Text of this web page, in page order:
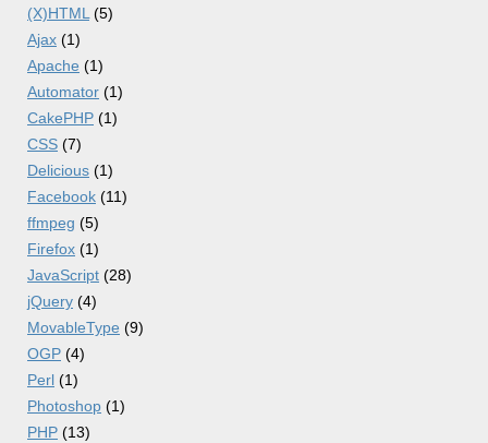
(X)HTML (5)
Ajax (1)
Apache (1)
Automator (1)
CakePHP (1)
CSS (7)
Delicious (1)
Facebook (11)
ffmpeg (5)
Firefox (1)
JavaScript (28)
jQuery (4)
MovableType (9)
OGP (4)
Perl (1)
Photoshop (1)
PHP (13)